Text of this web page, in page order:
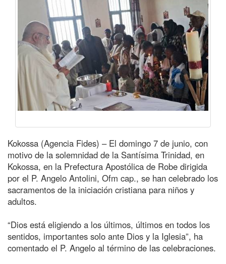
Kokossa (Agencia Fides) – El domingo 7 de junio, con
motivo de la solemnidad de la Santísima Trinidad, en
Kokossa, en la Prefectura Apostólica de Robe dirigida
por el P. Angelo Antolini, Ofm cap., se han celebrado los
sacramentos de la iniciación cristiana para niños y
adultos.
“Dios está eligiendo a los últimos, últimos en todos los
sentidos, importantes solo ante Dios y la Iglesia”, ha
comentado el P. Angelo al término de las celebraciones.